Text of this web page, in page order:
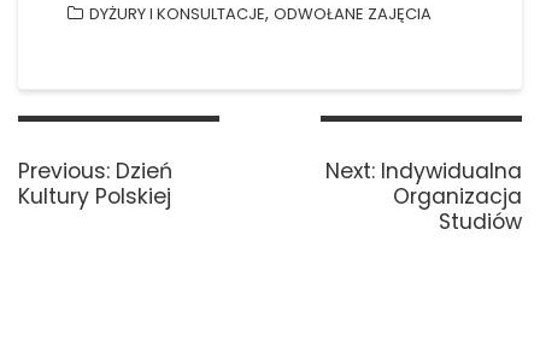
DYŻURY I KONSULTACJE, ODWOŁANE ZAJĘCIA
Nawigacja
Previous: Previous
post:
Dzień
Kultury Polskiej
Next: Next
post:
Indywidualna
Organizacja
Studiów